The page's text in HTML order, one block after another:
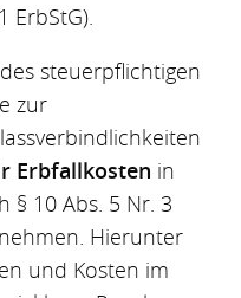
ErbStG).
steuerpflichtigen
zur
Erbfallkosten in
§ 10 Abs. 5 Nr. 3
Hierunter
und Kosten im